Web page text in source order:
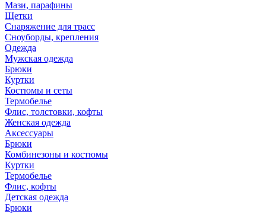
Мази, парафины
Щетки
Снаряжение для трасс
Сноуборды, крепления
Одежда
Мужская одежда
Брюки
Куртки
Костюмы и сеты
Термобелье
Флис, толстовки, кофты
Женская одежда
Аксессуары
Брюки
Комбинезоны и костюмы
Куртки
Термобелье
Флис, кофты
Детская одежда
Брюки